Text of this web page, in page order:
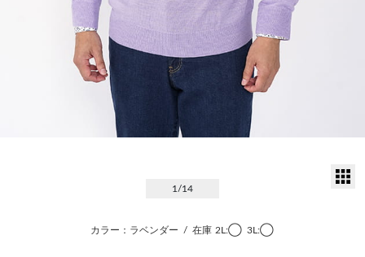
1 /14
カラー：ラベンダー / 在庫 2L:◯ 3L:◯